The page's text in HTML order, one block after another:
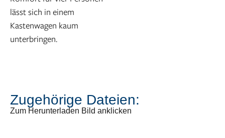
lässt sich in einem
Kastenwagen kaum
unterbringen.
Zugehörige Dateien:
Zum Herunterladen Bild anklicken